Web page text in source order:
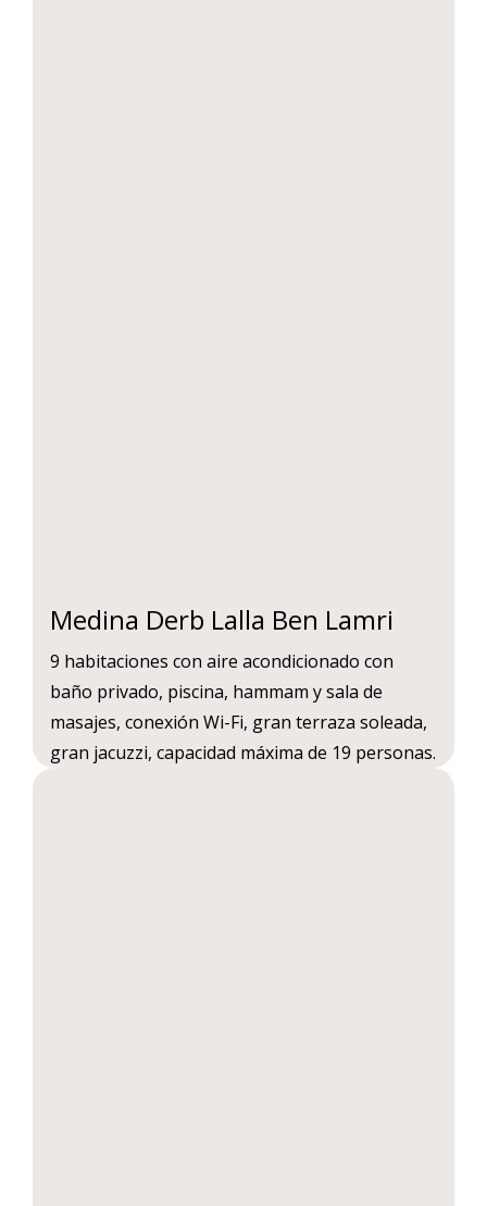
Medina Derb Lalla Ben Lamri
9 habitaciones con aire acondicionado con
baño privado, piscina, hammam y sala de
masajes, conexión Wi-Fi, gran terraza soleada,
gran jacuzzi, capacidad máxima de 19 personas.